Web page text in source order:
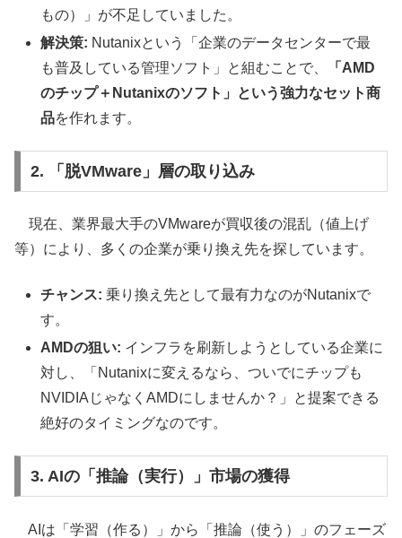
もの）」が不足していました。
解決策: Nutanixという「企業のデータセンターで最
も普及している管理ソフト」と組むことで、
「AMD
のチップ＋Nutanixのソフト」という強力なセット商
品を作れます。
2. 「脱VMware」層の取り込み
現在、業界最大手のVMwareが買収後の混乱（値上げ
等）により、多くの企業が乗り換え先を探しています。
チャンス: 乗り換え先として最有力なのがNutanixで
す。
AMDの狙い: インフラを刷新しようとしている企業に
対し、「Nutanixに変えるなら、ついでにチップも
NVIDIAじゃなくAMDにしませんか？」と提案できる
絶好のタイミングなのです。
3. AIの「推論（実行）」市場の獲得
AIは「学習（作る）」から「推論（使う）」のフェーズ